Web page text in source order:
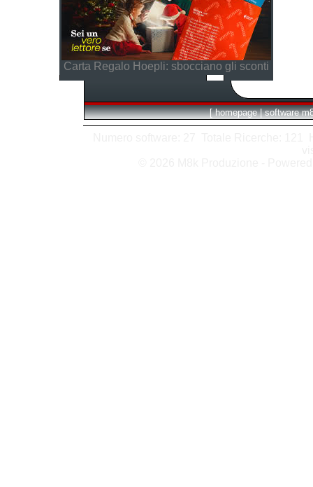
Carta Regalo Hoepli: sbocciano gli sconti
[ homepage | software